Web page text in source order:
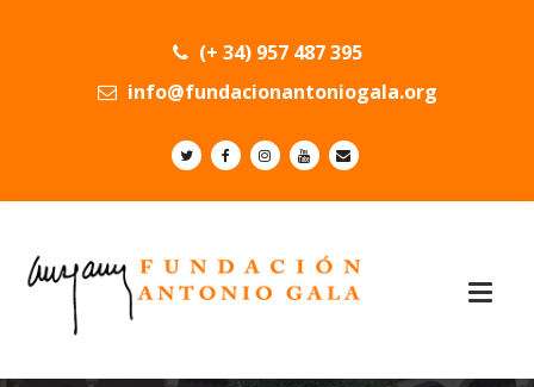
(+ 34) 957 487 395
info@fundacionantoniogala.org